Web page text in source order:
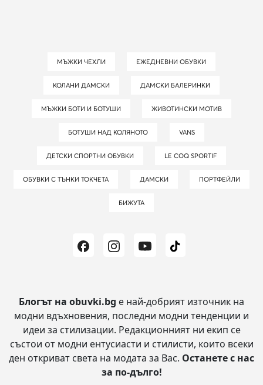
МЪЖКИ ЧЕХЛИ ЕЖЕДНЕВНИ ОБУВКИ
КОЛАНИ ДАМСКИ ДАМСКИ БАЛЕРИНКИ
МЪЖКИ БОТИ И БОТУШИ ЖИВОТИНСКИ МОТИВ
БОТУШИ НАД КОЛЯНОТО VANS
ДЕТСКИ СПОРТНИ ОБУВКИ LE COQ SPORTIF
ОБУВКИ С ТЪНКИ ТОКЧЕТА ДАМСКИ ПОРТФЕЙЛИ
БИЖУТА
Блогът на obuvki.bg е най-добрият източник на
модни вдъхновения, последни модни тенденции и
идеи за стилизации. Редакционният ни екип се
състои от модни ентусиасти и стилисти, които всеки
ден откриват света на модата за Вас. Останете с нас
за по-дълго!